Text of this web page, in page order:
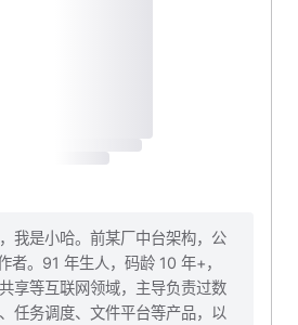
我是小哈。前某厂中台架构，公
者。91 年生人，码龄 10 年+，
享等互联网领域，主导负责过数
任务调度、文件平台等产品，以